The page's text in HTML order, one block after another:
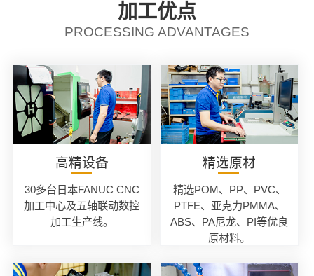
加工优点
PROCESSING ADVANTAGES
高精设备
30多台日本FANUC CNC
加工中心及五轴联动数控
加工生产线。
精选原材
精选POM、PP、PVC、
PTFE、亚克力PMMA、
ABS、PA尼龙、PI等优良
原材料。